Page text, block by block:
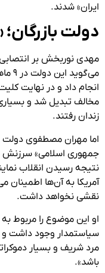
ایران» شدند.
دولت بازرگان؛
مهدی نوربخش بر
انجام داد و در نهایت
مخالف تبدیل شد و بسیاری
زندان رفتند.
اما مهران مصطفوی دولت
جمهوری اسلامی» سرزنش
نتیجه رسیدن انقلاب
آمریکا به آن‌ها اطمینان
نقشی نخواهد داشت.
او این موضوع را مربوط
سیاستمدار وجود داشت و
مرد شریف و بسیار
باشد».